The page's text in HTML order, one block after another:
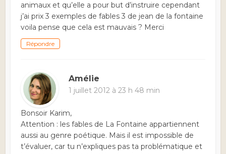
animaux et qu’elle a pour but d’instruire cependant
j’ai prix 3 exemples de fables 3 de jean de la fontaine
voila pense que cela est mauvais ? Merci
Répondre
Amélie
1 juillet 2012 à 23 h 48 min
Bonsoir Karim,
Attention : les fables de La Fontaine appartiennent
aussi au genre poétique. Mais il est impossible de
t’évaluer, car tu n’expliques pas ta problématique et